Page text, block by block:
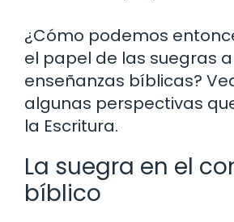
¿Cómo podemos
el papel de las suegras
enseñanzas bíblicas?
algunas perspectivas
la Escritura.
La suegra en el
bíblico